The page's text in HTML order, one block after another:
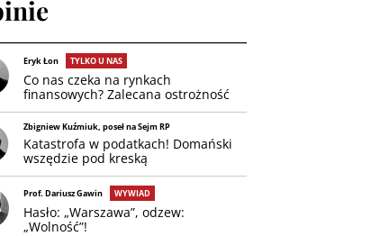
Eryk Łon TYLKO U NAS
Co nas czeka na rynkach
finansowych? Zalecana ostrożność
Zbigniew Kuźmiuk, poseł na Sejm RP
Katastrofa w podatkach! Domański
wszędzie pod kreską
Prof. Dariusz Gawin WYWIAD
Hasło: „Warszawa”, odzew:
„Wolność”!